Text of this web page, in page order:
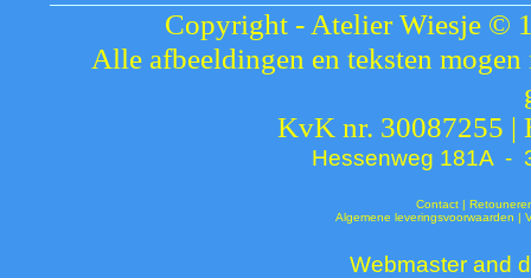
Copyright - Atelier Wiesje ©
Alle afbeeldingen en teksten
KvK nr. 30087255 |
Hessenweg 181A -
Contact|
Algemene leveringsvoorwaarden |
Webmaster and